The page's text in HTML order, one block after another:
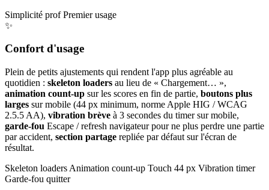
Simplicité prof Premier usage
✨
Confort d'usage
Plein de petits ajustements qui rendent l'app plus agréable au
quotidien : skeleton loaders au lieu de « Chargement… »,
animation count-up sur les scores en fin de partie, boutons plus
larges sur mobile (44 px minimum, norme Apple HIG / WCAG
2.5.5 AA), vibration brève à 3 secondes du timer sur mobile,
garde-fou Escape / refresh navigateur pour ne plus perdre une partie
par accident, section partage repliée par défaut sur l'écran de
résultat.
Skeleton loaders Animation count-up Touch 44 px Vibration timer
Garde-fou quitter